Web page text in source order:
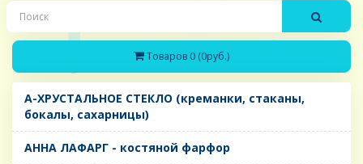
Товаров 0 (0руб.)
A-ХРУСТАЛЬНОЕ СТЕКЛО (креманки, стаканы,
бокалы, сахарницы)
AHHA ЛАФАРГ - костяной фарфор